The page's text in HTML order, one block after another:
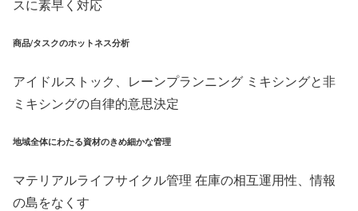
スに素早く対応
商品/タスクのホットネス分析
アイドルストック、レーンプランニング ミキシングと非
ミキシングの自律的意思決定
地域全体にわたる資材のきめ細かな管理
マテリアルライフサイクル管理 在庫の相互運用性、情報
の島をなくす